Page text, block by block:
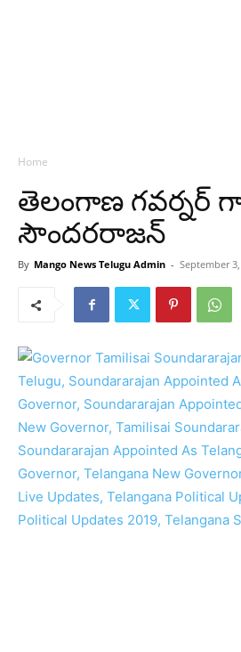
Home
తెలంగాణ గవర్నర్
సౌందరరాజన్
By Mango News Telugu Admin - September